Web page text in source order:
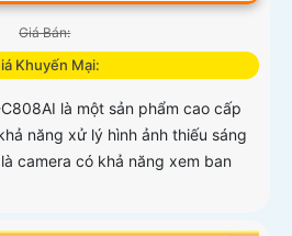
Giá Bán:
Khuyến Mại:
là một sản phẩm cao cấp
năng xử lý hình ảnh thiếu sáng
camera có khả năng xem ban